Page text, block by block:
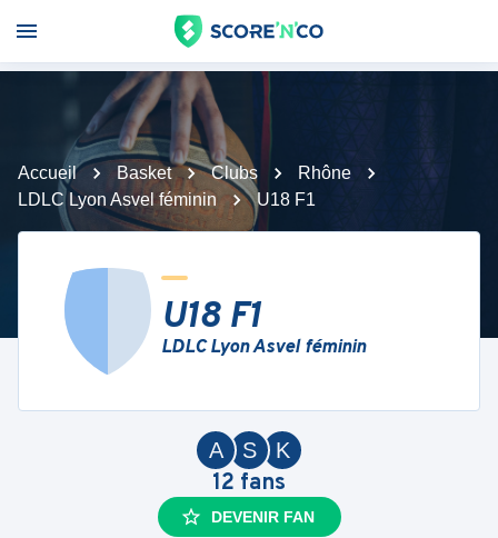
Accueil Basket Clubs
Rhône
LDLC Lyon Asvel féminin
U18 F1
U18 F1
LDLC Lyon Asvel féminin
K
S
A
12 fans
DEVENIR FAN